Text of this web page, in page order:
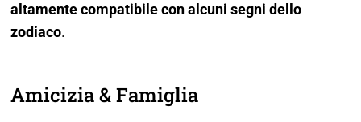
altamente compatibile con alcuni segni dello
zodiaco.
Amicizia & Famiglia